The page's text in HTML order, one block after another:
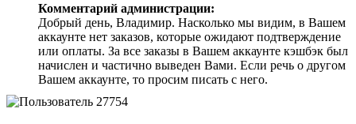
Комментарий администрации:
Добрый день, Владимир. Насколько мы видим, в Вашем
аккаунте нет заказов, которые ожидают подтверждение
или оплаты. За все заказы в Вашем аккаунте кэшбэк был
начислен и частично выведен Вами. Если речь о другом
Вашем аккаунте, то просим писать с него.